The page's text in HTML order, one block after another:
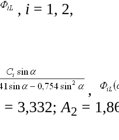
, i = 1, 2,
,
= 3,332;A2 =